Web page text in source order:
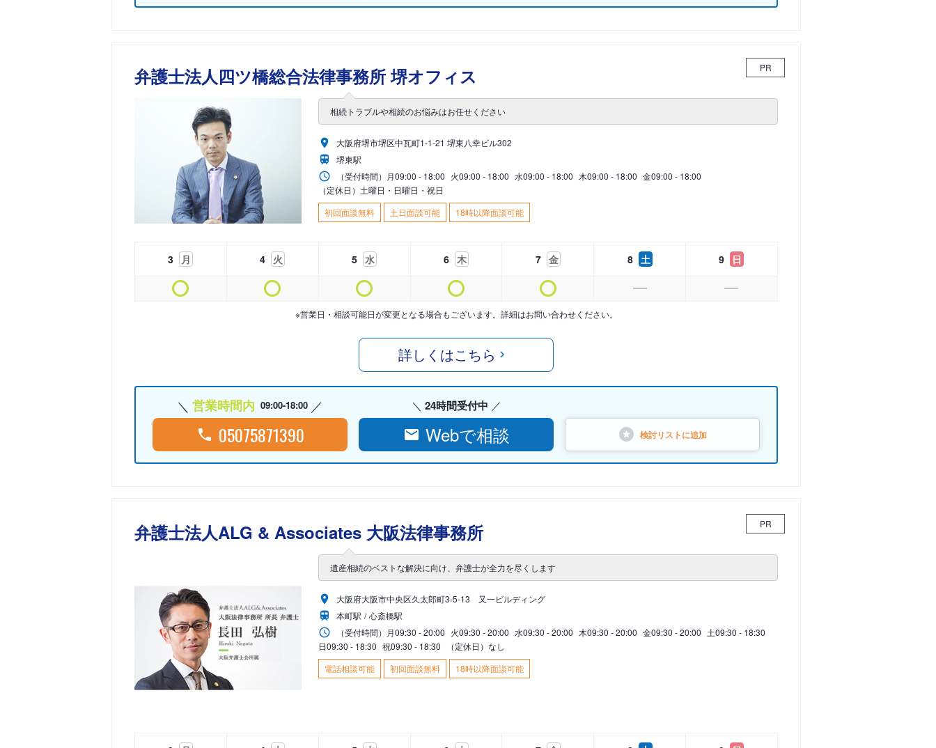
弁護士法人四ツ橋総合法律事務所 堺オフィス PR
相続トラブルや相続のお悩みはお任せください
大阪府堺市堺区中瓦町1-1-21 堺東八幸ビル302
堺東駅
（受付時間） 月09:00 - 18:00 火09:00 - 18:00 水09:00 - 18:00 木09:00 - 18:00 金09:00 - 18:00
（定休日）土曜日・日曜日・祝日
初回面談無料
土日面談可能 18時以降面談可能
3 月 4 火 5 水 6 木 7 金 8 土 9 日
※営業日・相談可能日が変更となる場合もございます。詳細はお問い合わせください。
詳しくはこちら
営業時間内 09:00-18:00
05075871390
24時間受付中
Webで相談 検討リストに追加
弁護士法人ALG & Associates 大阪法律事務所 PR
遺産相続のベストな解決に向け、弁護士が全力を尽くします
大阪府大阪市中央区久太郎町3-5-13 又一ビルディング
本町駅
心斎橋駅
（受付時間） 月09:30 - 20:00 火09:30 - 20:00 水09:30 - 20:00 木09:30 - 20:00 金09:30 - 20:00 土09:30 - 18:30
日09:30 - 18:30 祝09:30 - 18:30
（定休日）なし
電話相談可能
初回面談無料 18時以降面談可能